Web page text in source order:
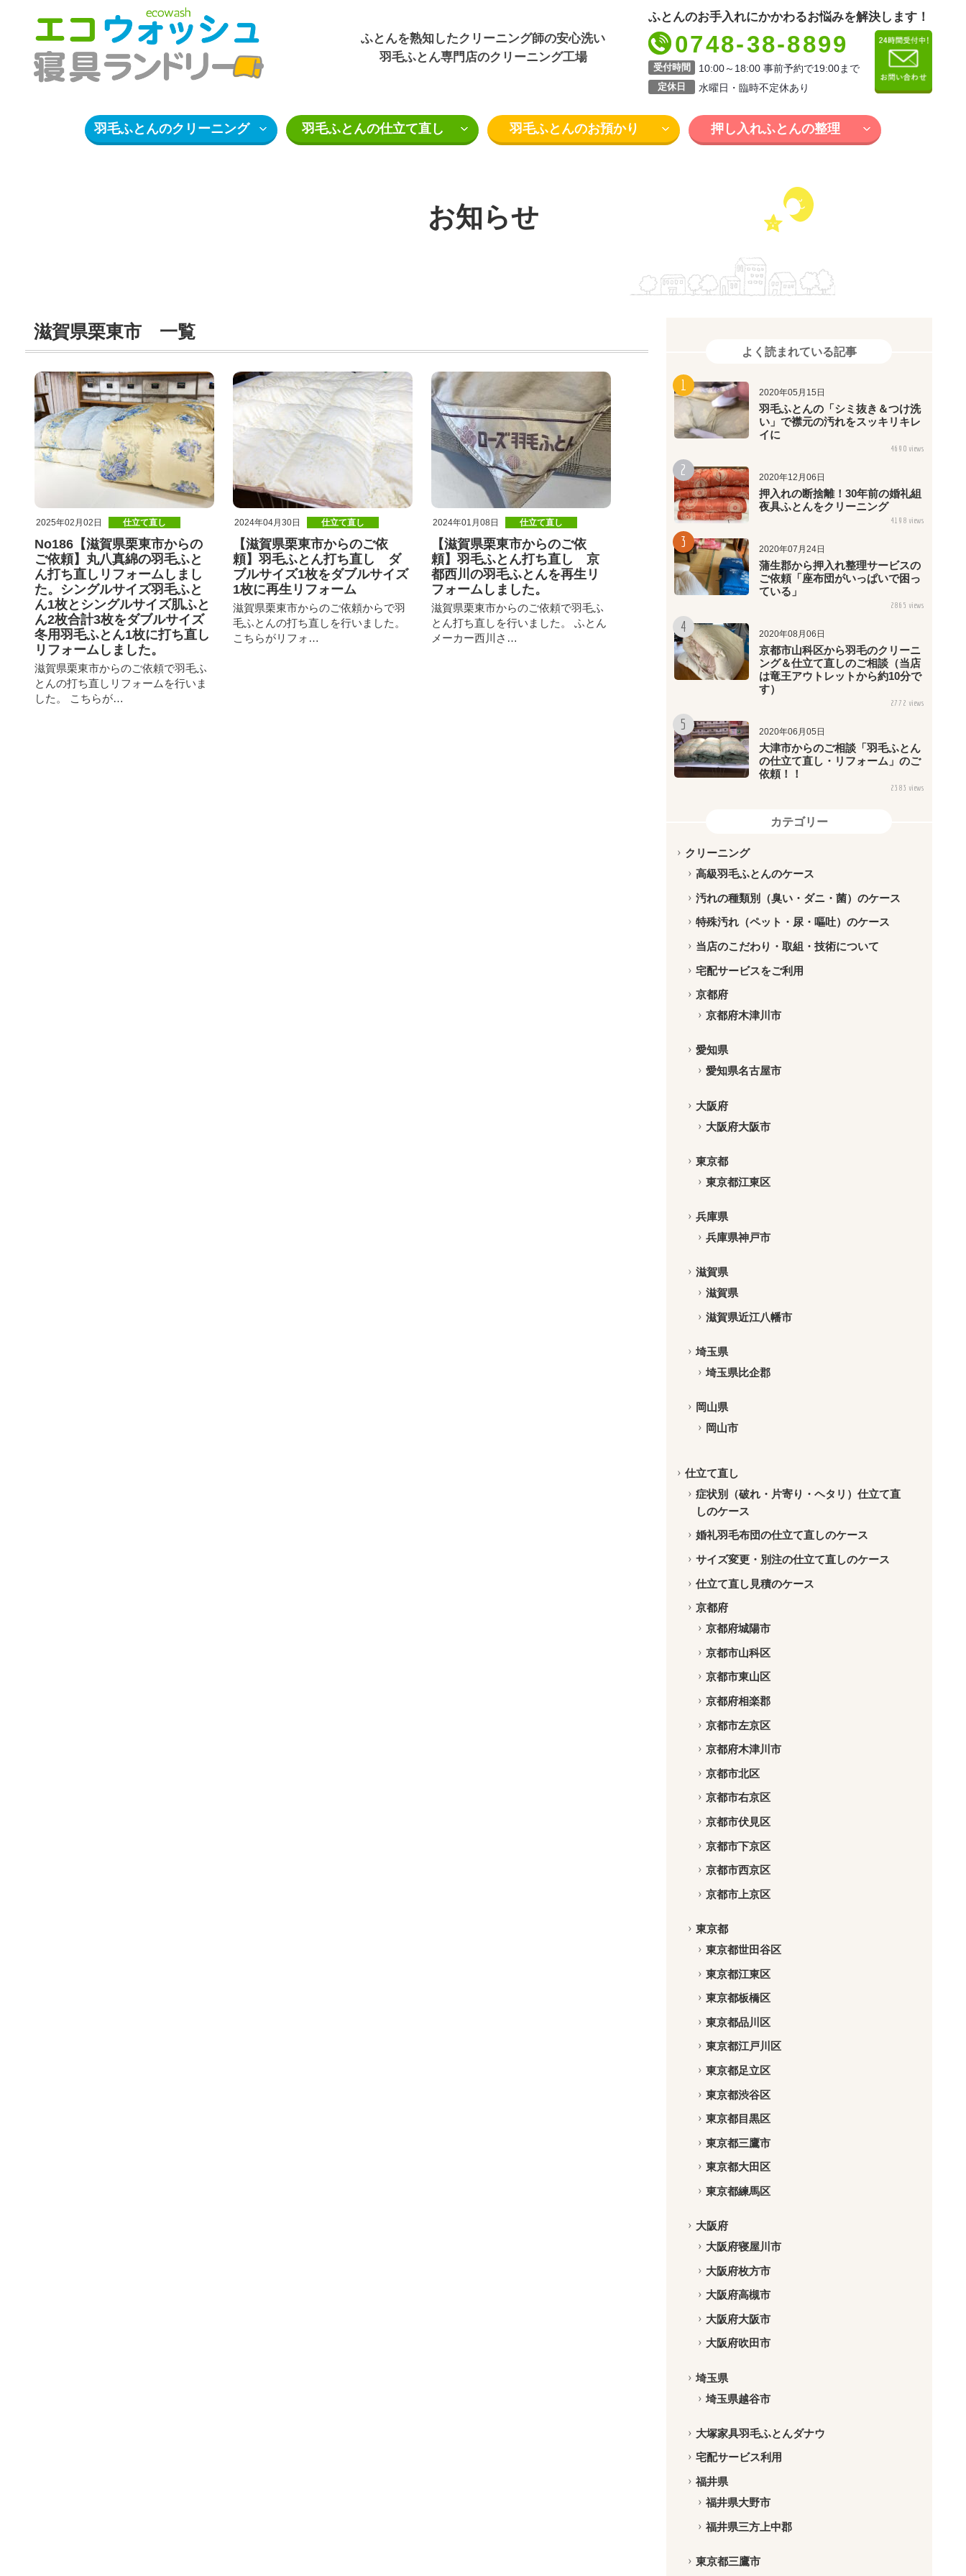
ふとんを熟知したクリーニング師の安心洗い
羽毛ふとん専門店のクリーニング工場
ふとんのお手入れにかかわるお悩みを解決します！
0748-38-8899
受付時間 10:00～18:00 事前予約で19:00まで
定休日 水曜日・臨時不定休あり
羽毛ふとんのクリーニング 羽毛ふとんの仕立て直し 羽毛ふとんのお預かり 押し入れふとんの整理
お知らせ
滋賀県栗東市 一覧
2025年02月02日 仕立て直し
No186【滋賀県栗東市からの
ご依頼】丸八真綿の羽毛ふと
ん打ち直しリフォームしまし
た。シングルサイズ羽毛ふと
ん1枚とシングルサイズ肌ふと
ん2枚合計3枚をダブルサイズ
冬用羽毛ふとん1枚に打ち直し
リフォームしました。
滋賀県栗東市からのご依頼で羽毛ふ
とんの打ち直しリフォームを行いま
した。 こちらが…
2024年04月30日 仕立て直し
【滋賀県栗東市からのご依
頼】羽毛ふとん打ち直し ダ
ブルサイズ1枚をダブルサイズ
1枚に再生リフォーム
滋賀県栗東市からのご依頼からで羽
毛ふとんの打ち直しを行いました。
こちらがリフォ…
2024年01月08日 仕立て直し
【滋賀県栗東市からのご依
頼】羽毛ふとん打ち直し 京
都西川の羽毛ふとんを再生リ
フォームしました。
滋賀県栗東市からのご依頼で羽毛ふ
とん打ち直しを行いました。 ふとん
メーカー西川さ…
よく読まれている記事
2020年05月15日
羽毛ふとんの「シミ抜き＆つけ洗
い」で襟元の汚れをスッキリキレ
イに
4690 views
2020年12月06日
押入れの断捨離！30年前の婚礼組
夜具ふとんをクリーニング
4198 views
2020年07月24日
蒲生郡から押入れ整理サービスの
ご依頼「座布団がいっぱいで困っ
ている」
2865 views
2020年08月06日
京都市山科区から羽毛のクリーニ
ング＆仕立て直しのご相談（当店
は竜王アウトレットから約10分で
す）
2772 views
2020年06月05日
大津市からのご相談「羽毛ふとん
の仕立て直し・リフォーム」のご
依頼！！
2383 views
カテゴリー
クリーニング
高級羽毛ふとんのケース
汚れの種類別（臭い・ダニ・菌）のケース
特殊汚れ（ペット・尿・嘔吐）のケース
当店のこだわり・取組・技術について
宅配サービスをご利用
京都府
京都府木津川市
愛知県
愛知県名古屋市
大阪府
大阪府大阪市
東京都
東京都江東区
兵庫県
兵庫県神戸市
滋賀県
滋賀県
滋賀県近江八幡市
埼玉県
埼玉県比企郡
岡山県
岡山市
仕立て直し
症状別（破れ・片寄り・ヘタリ）仕立て直
しのケース
婚礼羽毛布団の仕立て直しのケース
サイズ変更・別注の仕立て直しのケース
仕立て直し見積のケース
京都府
京都府城陽市
京都市山科区
京都市東山区
京都府相楽郡
京都市左京区
京都府木津川市
京都市北区
京都市右京区
京都市伏見区
京都市下京区
京都市西京区
京都市上京区
東京都
東京都世田谷区
東京都江東区
東京都板橋区
東京都品川区
東京都江戸川区
東京都足立区
東京都渋谷区
東京都目黒区
東京都三鷹市
東京都大田区
東京都練馬区
大阪府
大阪府寝屋川市
大阪府枚方市
大阪府高槻市
大阪府大阪市
大阪府吹田市
埼玉県
埼玉県越谷市
大塚家具羽毛ふとんダナウ
宅配サービス利用
福井県
福井県大野市
福井県三方上中郡
東京都三鷹市